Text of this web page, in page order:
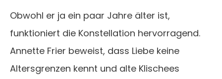
Obwohl er ja ein paar Jahre älter ist,
funktioniert die Konstellation hervorragend.
Annette Frier beweist, dass Liebe keine
Altersgrenzen kennt und alte Klischees